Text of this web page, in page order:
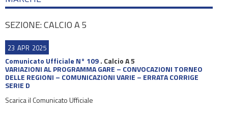
SEZIONE: CALCIO A 5
23 APR 2025
Comunicato Ufficiale N° 109. Calcio A 5
VARIAZIONI AL PROGRAMMA GARE – CONVOCAZIONI TORNEO
DELLE REGIONI – COMUNICAZIONI VARIE – ERRATA CORRIGE
SERIE D
Scarica il Comunicato Ufficiale